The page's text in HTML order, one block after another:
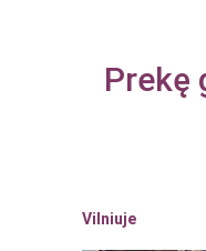
Prekę
Vilniuje